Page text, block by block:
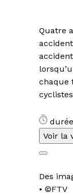
Quatre
chaque
Voir la
Des
• ©FTV